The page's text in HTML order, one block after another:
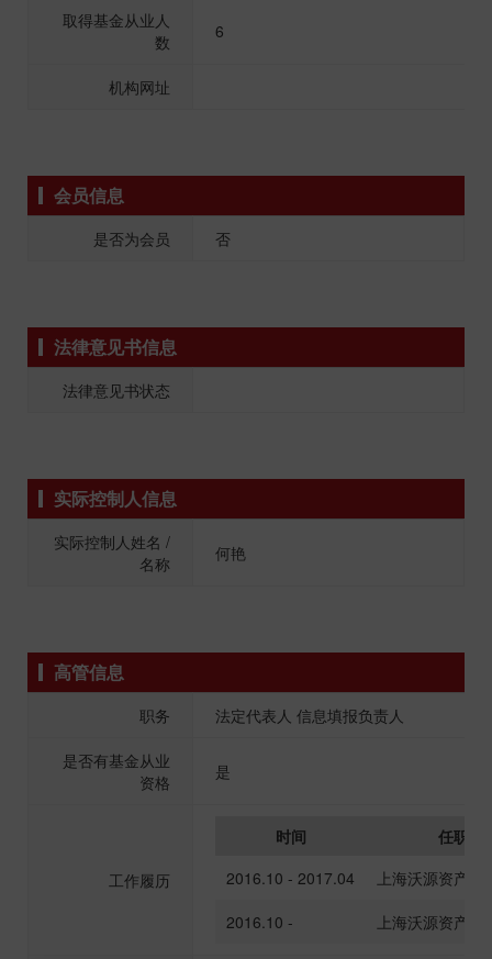
取得基金从业人
数
6
机构网址
会员信息
是否为会员 否
法律意见书信息
法律意见书状态
实际控制人信息
实际控制人姓名 /
名称
何艳
高管信息
职务 法定代表人 信息填报负责人
是否有基金从业
资格
是
工作履历
时间
任职单
2016.10 - 2017.04
上海沃源资产
2016.10 -
上海沃源资产